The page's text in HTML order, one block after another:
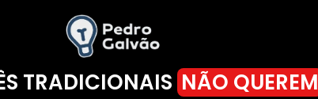
TRADICIONAIS NÃO QUEREM